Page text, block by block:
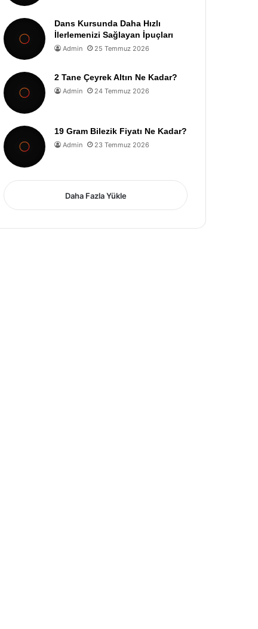
Dans Kursunda Daha Hızlı
İlerlemenizi Sağlayan İpuçları
Admin 25 Temmuz 2026
2 Tane Çeyrek Altın Ne Kadar?
Admin 24 Temmuz 2026
19 Gram Bilezik Fiyatı Ne Kadar?
Admin 23 Temmuz 2026
Daha Fazla Yükle